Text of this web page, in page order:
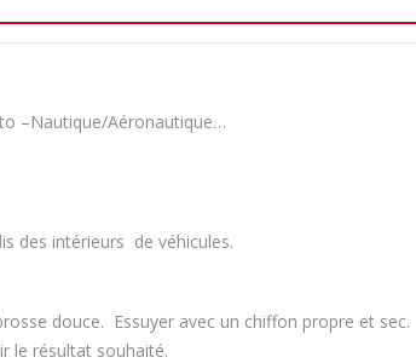
–Nautique/Aéronautique…
des intérieurs de véhicules.
douce. Essuyer avec un chiffon propre et sec.
le résultat souhaité.